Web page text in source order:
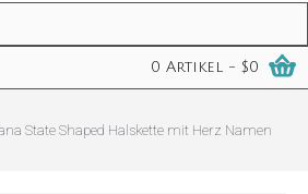
0 Artikel - $0
State Shaped Halskette mit Herz Namen